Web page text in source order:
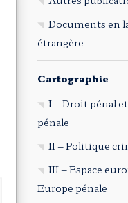
Documents en
étrangère
Cartographie
I – Droit pénal
pénale
II – Politique
III – Espace
Europe pénale